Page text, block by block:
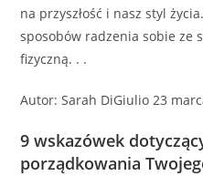
na przyszłość i nasz styl
sposobów radzenia sobie ze
fizyczną. . .
Autor: Sarah DiGiulio 23
9 wskazówek
porządkowania